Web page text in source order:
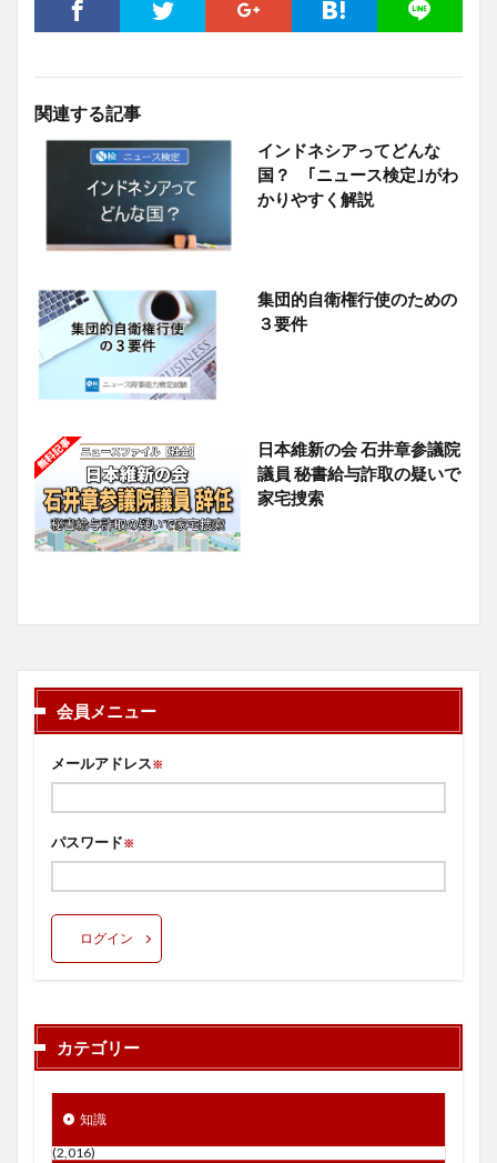
関連する記事
インドネシアってどんな
国？ ｢ニュース検定｣がわ
かりやすく解説
集団的自衛権行使のための
３要件
日本維新の会 石井章参議院
議員 秘書給与詐取の疑いで
家宅捜索
会員メニュー
メールアドレス※
パスワード※
ログイン
カテゴリー
知識
(2,016)